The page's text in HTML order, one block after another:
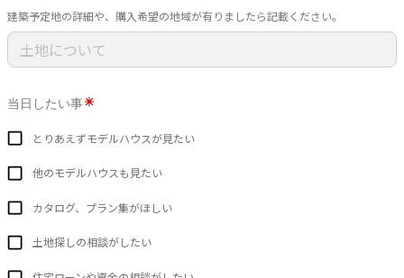
建築予定地の詳細や、購入希望の地域が有りましたら記載ください。
当日したい事
とりあえずモデルハウスが見たい
他のモデルハウスも見たい
カタログ、プラン集がほしい
土地探しの相談がしたい